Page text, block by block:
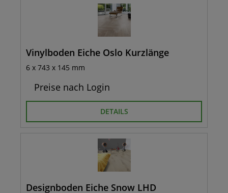
Vinylboden Eiche Oslo Kurzlänge
6 x 743 x 145 mm
Preise nach Login
DETAILS
Designboden Eiche Snow LHD